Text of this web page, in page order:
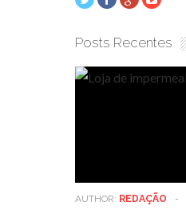
Posts Recentes
AUTHOR: REDAÇÃO -